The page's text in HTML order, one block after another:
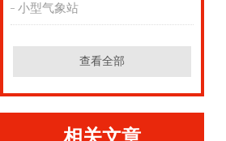
小型气象站
查看全部